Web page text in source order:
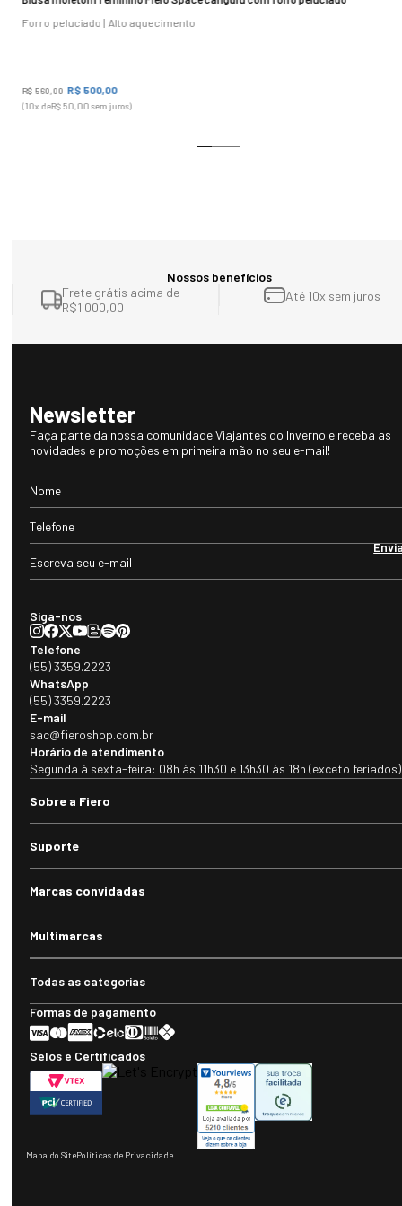
Forro peluciado | Alto aquecimento
R$560,00 R$ 500,00
(10x deR$50,00sem juros)
Nossos benefícios
Frete grátis acima de
R$1.000,00
Até 10x sem juros
Newsletter
Faça parte da nossa comunidade Viajantes do Inverno e receba as
novidades e promoções em primeira mão no seu e-mail!
Siga-nos
Telefone
(55) 3359.2223
WhatsApp
(55) 3359.2223
E-mail
sac@fieroshop.com.br
Horário de atendimento
Segunda à sexta-feira: 08h às 11h30 e 13h30 às 18h (exceto feriados)
Sobre a Fiero
Suporte
Marcas convidadas
Multimarcas
Todas as categorias
Formas de pagamento
Selos e Certificados
Mapa do SitePolíticas de Privacidade